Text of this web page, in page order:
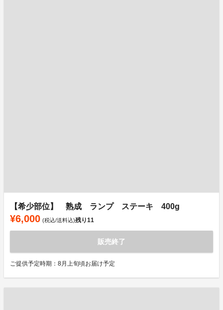
【希少部位】 熟成 ランプ ステーキ 400g
¥6,000 (税込/送料込)残り11
販売終了
ご提供予定時期：8月上旬頃お届け予定